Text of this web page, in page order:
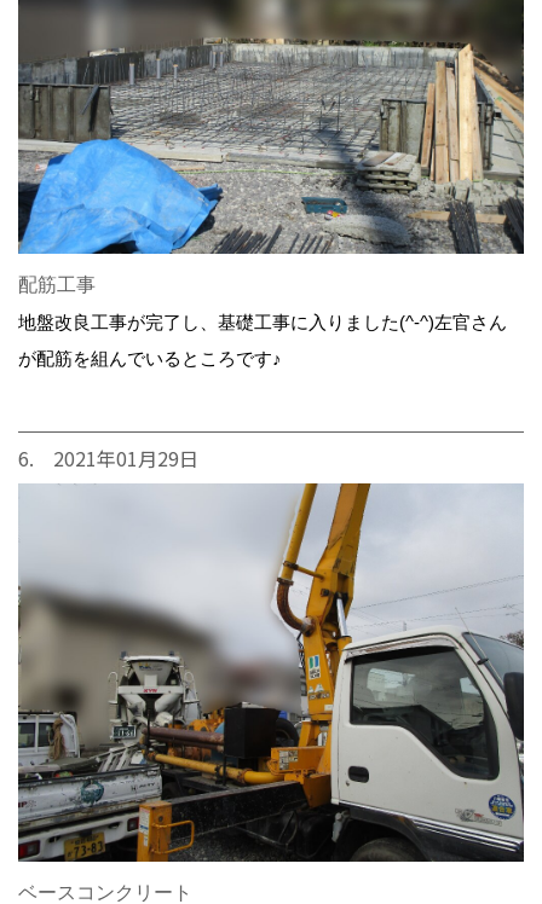
配筋工事
地盤改良工事が完了し、基礎工事に入りました(^-^)左官さん
が配筋を組んでいるところです♪
6. 2021年01月29日
ベースコンクリート